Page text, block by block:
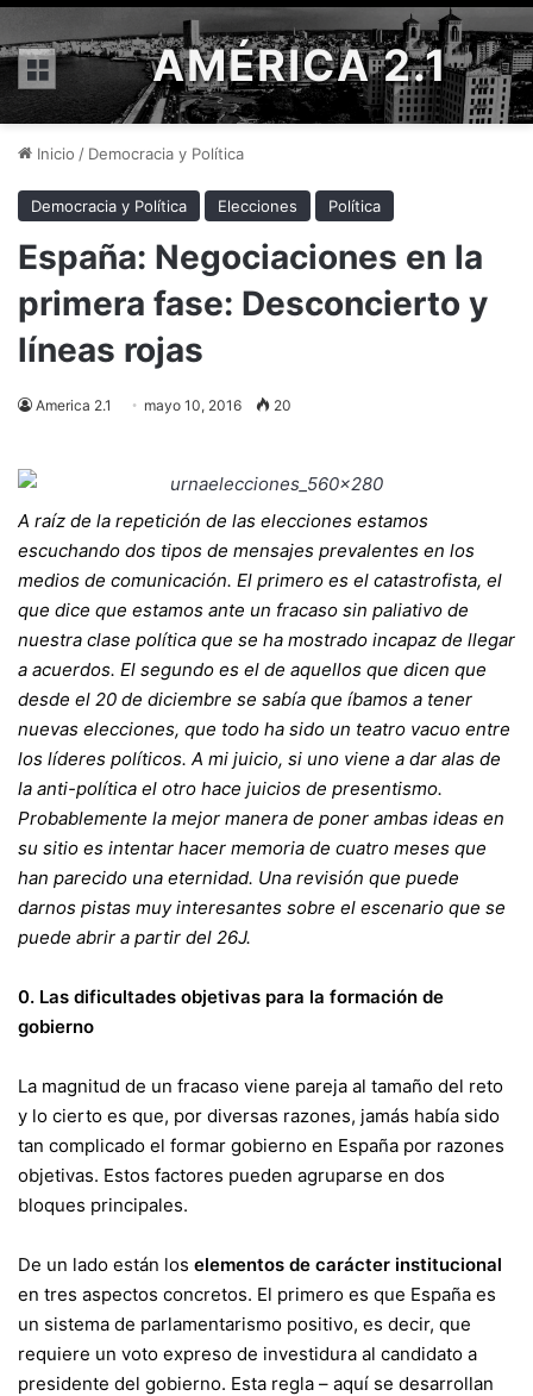
Menú AMÉRICA 2.1
Inicio / Democracia y Política
Democracia y Política Elecciones Política
España: Negociaciones en la
primera fase: Desconcierto y
líneas rojas
America 2.1 mayo 10, 2016 20
A raíz de la repetición de las elecciones estamos
escuchando dos tipos de mensajes prevalentes en los
medios de comunicación. El primero es el catastrofista, el
que dice que estamos ante un fracaso sin paliativo de
nuestra clase política que se ha mostrado incapaz de llegar
a acuerdos. El segundo es el de aquellos que dicen que
desde el 20 de diciembre se sabía que íbamos a tener
nuevas elecciones, que todo ha sido un teatro vacuo entre
los líderes políticos. A mi juicio, si uno viene a dar alas de
la anti-política el otro hace juicios de presentismo.
Probablemente la mejor manera de poner ambas ideas en
su sitio es intentar hacer memoria de cuatro meses que
han parecido una eternidad. Una revisión que puede
darnos pistas muy interesantes sobre el escenario que se
puede abrir a partir del 26J.
0. Las dificultades objetivas para la formación de
gobierno
La magnitud de un fracaso viene pareja al tamaño del reto
y lo cierto es que, por diversas razones, jamás había sido
tan complicado el formar gobierno en España por razones
objetivas. Estos factores pueden agruparse en dos
bloques principales.
De un lado están los elementos de carácter institucional
en tres aspectos concretos. El primero es que España es
un sistema de parlamentarismo positivo, es decir, que
requiere un voto expreso de investidura al candidato a
presidente del gobierno. Esta regla – aquí se desarrollan